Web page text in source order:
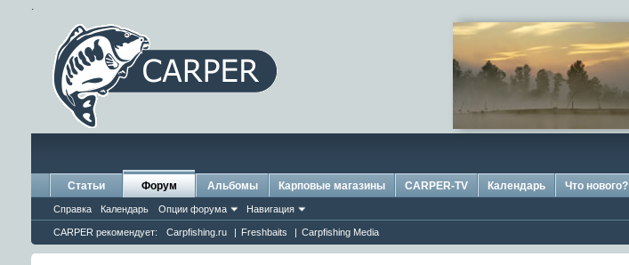
.
Статьи Форум
Справка Календарь Опции форума Навигация
CARPER рекомендует: Carpfishing.ru | Freshbaits | Carpfishing Media
Альбомы Карповые магазины CARPER-TV Календарь Что нового?